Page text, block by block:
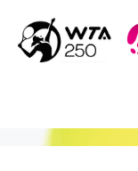
contenu